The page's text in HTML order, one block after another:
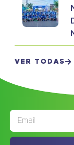
VER TODAS